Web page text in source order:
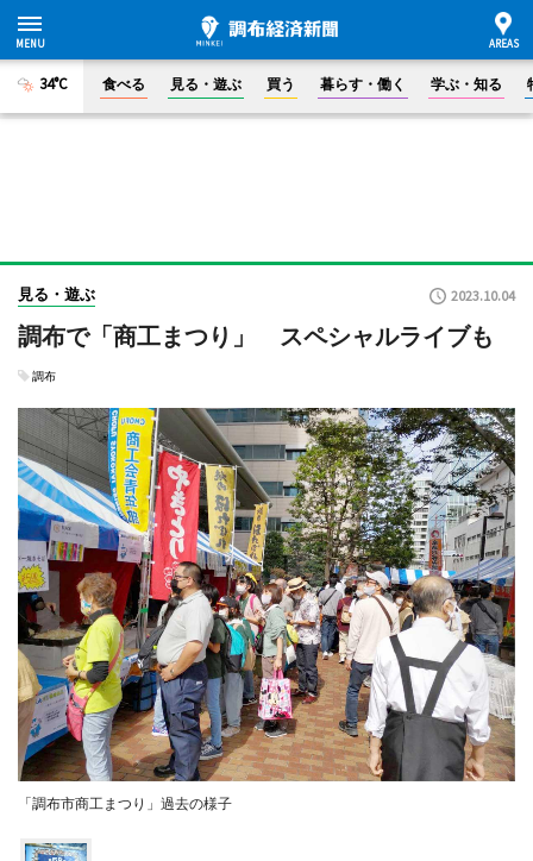
34°C 食べる 見る・遊ぶ 買う 暮らす・働く 学ぶ・知る
見る・遊ぶ 2023.10.04
調布で「商工まつり」 スペシャルライブも
調布
「調布市商工まつり」過去の様子